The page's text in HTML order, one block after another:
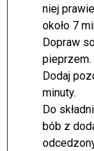
niej
około 7
Dopraw
pieprzem.
Dodaj
minuty.
Do
bób z